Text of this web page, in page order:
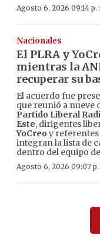
Agosto 6, 2026 09:14 p.
Nacionales
El PLRA y
mientras la
recuperar su
El acuerdo fue
que reunió a nueve
Partido Liberal
Este, dirigentes
YoCreo y referentes
integran la lista de
dentro del equipo
Agosto 6, 2026 09:07 p.